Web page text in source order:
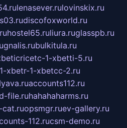
lenasever.rulovinskix.ru
discofoxworld.ru
hostel65.ruliura.ruglasspb.ru
gnalis.rubulkitula.ru
1-xbetti-5.ru
xbetr-1-xbetcc-2.ru
accounts112.ru
file.ruhahahaharms.ru
cat.ruopsmgr.ruev-gallery.ru
112.rucsm-demo.ru